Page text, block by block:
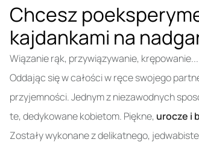
Chcesz
kajdankami na
Wiązanie rąk, przywiązywanie,
Oddając się w całości w ręce swojego
przyjemności. Jednym z niezawodnych
te, dedykowane kobietom. Piękne, urocze i
Zostały wykonane z delikatnego,